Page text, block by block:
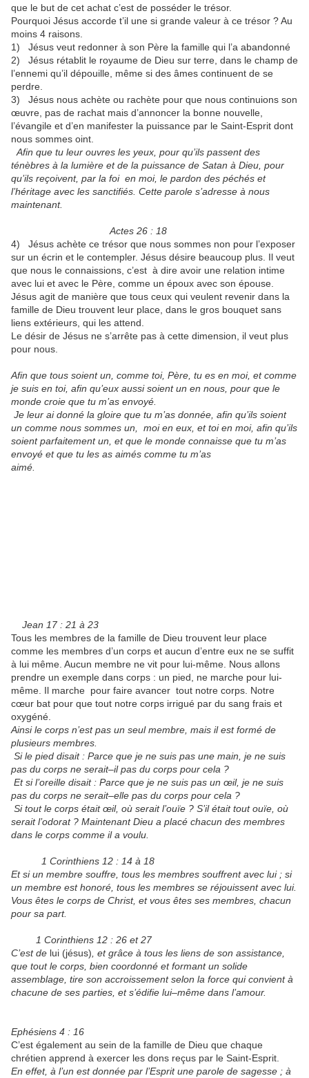
que le but de cet achat c’est de posséder le trésor.
Pourquoi Jésus accorde t’il une si grande valeur à ce trésor ? Au
moins 4 raisons.
1) Jésus veut redonner à son Père la famille qui l’a abandonné
2) Jésus rétablit le royaume de Dieu sur terre, dans le champ de
l’ennemi qu’il dépouille, même si des âmes continuent de se
perdre.
3) Jésus nous achète ou rachète pour que nous continuions son
œuvre, pas de rachat mais d’annoncer la bonne nouvelle,
l’évangile et d’en manifester la puissance par le Saint-Esprit dont
nous sommes oint.
Afin que tu leur ouvres les yeux, pour qu’ils passent des
ténèbres à la lumière et de la puissance de Satan à Dieu, pour
qu’ils reçoivent, par la foi en moi, le pardon des péchés et
l’héritage avec les sanctifiés. Cette parole s’adresse à nous
maintenant.
Actes 26 : 18
4) Jésus achète ce trésor que nous sommes non pour l’exposer
sur un écrin et le contempler. Jésus désire beaucoup plus. Il veut
que nous le connaissions, c’est à dire avoir une relation intime
avec lui et avec le Père, comme un époux avec son épouse.
Jésus agit de manière que tous ceux qui veulent revenir dans la
famille de Dieu trouvent leur place, dans le gros bouquet sans
liens extérieurs, qui les attend.
Le désir de Jésus ne s’arrête pas à cette dimension, il veut plus
pour nous.
Afin que tous soient un, comme toi, Père, tu es en moi, et comme
je suis en toi, afin qu’eux aussi soient un en nous, pour que le
monde croie que tu m’as envoyé.
Je leur ai donné la gloire que tu m’as donnée, afin qu’ils soient
un comme nous sommes un, moi en eux, et toi en moi, afin qu’ils
soient parfaitement un, et que le monde connaisse que tu m’as
envoyé et que tu les as aimés comme tu m’as
aimé.
Jean 17 : 21 à 23
Tous les membres de la famille de Dieu trouvent leur place
comme les membres d’un corps et aucun d’entre eux ne se suffit
à lui même. Aucun membre ne vit pour lui-même. Nous allons
prendre un exemple dans corps : un pied, ne marche pour lui-
même. Il marche pour faire avancer tout notre corps. Notre
cœur bat pour que tout notre corps irrigué par du sang frais et
oxygéné.
Ainsi le corps n’est pas un seul membre, mais il est formé de
plusieurs membres.
Si le pied disait : Parce que je ne suis pas une main, je ne suis
pas du corps ne serait–il pas du corps pour cela ?
Et si l’oreille disait : Parce que je ne suis pas un œil, je ne suis
pas du corps ne serait–elle pas du corps pour cela ?
Si tout le corps était œil, où serait l’ouïe ? S’il était tout ouïe, où
serait l’odorat ? Maintenant Dieu a placé chacun des membres
dans le corps comme il a voulu.
1 Corinthiens 12 : 14 à 18
Et si un membre souffre, tous les membres souffrent avec lui ; si
un membre est honoré, tous les membres se réjouissent avec lui.
Vous êtes le corps de Christ, et vous êtes ses membres, chacun
pour sa part.
1 Corinthiens 12 : 26 et 27
C’est de lui (jésus) , et grâce à tous les liens de son assistance,
que tout le corps, bien coordonné et formant un solide
assemblage, tire son accroissement selon la force qui convient à
chacune de ses parties, et s’édifie lui–même dans l’amour.
Ephésiens 4 : 16
C’est également au sein de la famille de Dieu que chaque
chrétien apprend à exercer les dons reçus par le Saint-Esprit.
En effet, à l’un est donnée par l’Esprit une parole de sagesse ; à